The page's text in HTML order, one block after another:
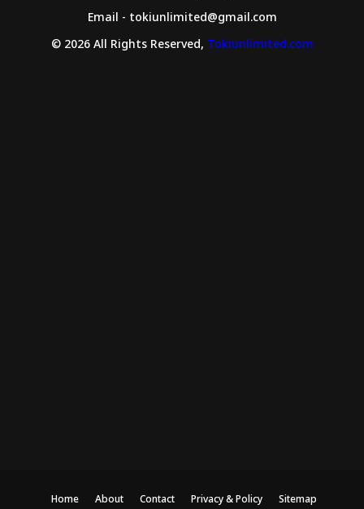
Email - tokiunlimited@gmail.com
© 2026 All Rights Reserved, Tokiunlimited.com
Home About Contact Privacy & Policy Sitemap